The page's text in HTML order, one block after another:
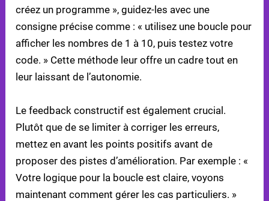
créez un programme », guidez-les avec une
consigne précise comme : « utilisez une boucle pour
afficher les nombres de 1 à 10, puis testez votre
code. » Cette méthode leur offre un cadre tout en
leur laissant de l’autonomie.
Le feedback constructif est également crucial.
Plutôt que de se limiter à corriger les erreurs,
mettez en avant les points positifs avant de
proposer des pistes d’amélioration. Par exemple : «
Votre logique pour la boucle est claire, voyons
maintenant comment gérer les cas particuliers. »